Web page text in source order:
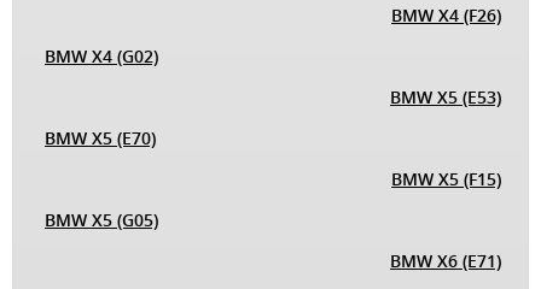
BMW X4 (F26)
BMW X4 (G02)
BMW X5 (E53)
BMW X5 (E70)
BMW X5 (F15)
BMW X5 (G05)
BMW X6 (E71)